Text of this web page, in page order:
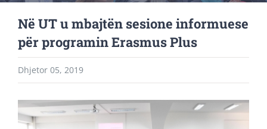
Në UT u mbajtën sesione informuese
për programin Erasmus Plus
Dhjetor 05, 2019
View